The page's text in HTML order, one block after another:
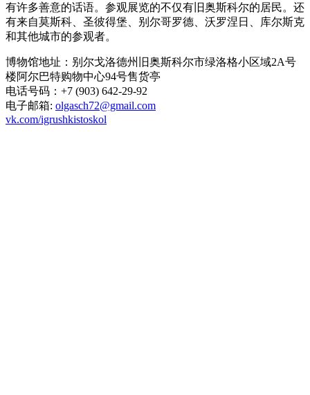
有许多善意的话语。参观展览的不仅有旧奥斯科尔的居民。还
有来自莫斯科、圣彼得堡、别尔哥罗德、沃罗涅日、库尔斯克
和其他城市的参观者。
博物馆地址：别尔戈洛德州旧奥斯科尔市绿洛格小区域2A号
楼阿尔巴特购物中心94号售货亭
电话号码：+7 (903) 642-29-92
电子邮箱: olgasch72@gmail.com
vk.com/igrushkistoskol